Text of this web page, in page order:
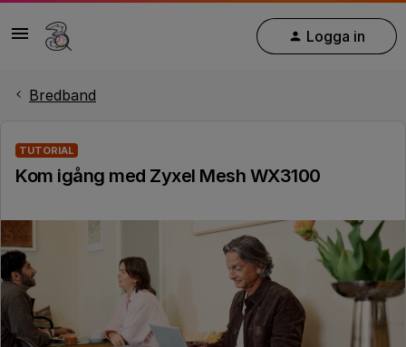
Logga in
Bredband
TUTORIAL
Kom igång med Zyxel Mesh WX3100